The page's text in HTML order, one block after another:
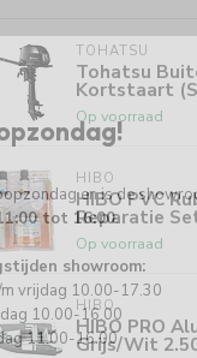
TOHATSU
Tohatsu
Kortstaart
Op voorraad
HIBO
HIBO PVC
Reparatie
Op voorraad
HIBO
HIBO PRO
Grijs/Wit
en is de
tot 16:00.
showroom:
vrijdag 10.00-17.30
10.00-16.00
11.00-16.00